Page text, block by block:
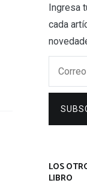
Ingresa
cada
LOS
LIBRO